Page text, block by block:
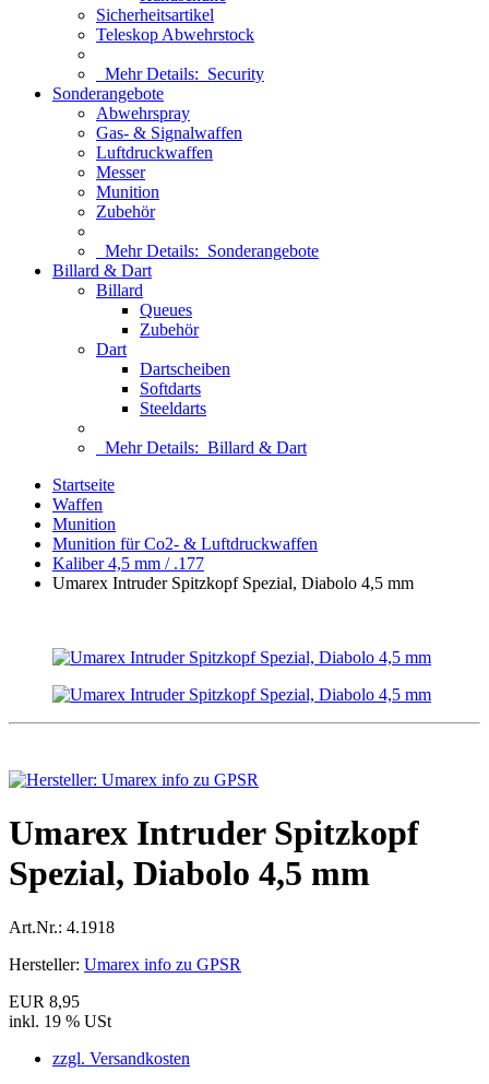
Sicherheitsartikel
Teleskop Abwehrstock
Mehr Details: Security
Sonderangebote
Abwehrspray
Gas- & Signalwaffen
Luftdruckwaffen
Messer
Munition
Zubehör
Mehr Details: Sonderangebote
Billard & Dart
Billard
Queues
Zubehör
Dart
Dartscheiben
Softdarts
Steeldarts
Mehr Details: Billard & Dart
Startseite
Waffen
Munition
Munition für Co2- & Luftdruckwaffen
Kaliber 4,5 mm / .177
Umarex Intruder Spitzkopf Spezial, Diabolo 4,5 mm
Umarex Intruder Spitzkopf
Spezial, Diabolo 4,5 mm
Art.Nr.: 4.1918
Hersteller: Umarex info zu GPSR
EUR 8,95
inkl. 19 % USt
zzgl. Versandkosten